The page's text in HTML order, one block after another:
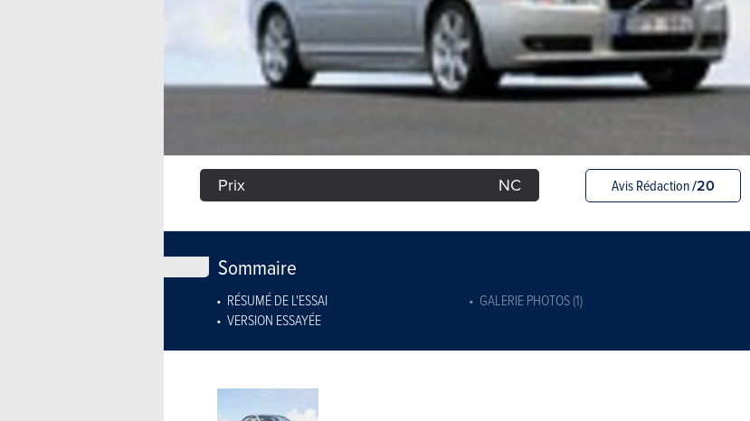
Prix NC Avis Rédaction/20
Sommaire
RÉSUMÉ DE L'ESSAI
GALERIE PHOTOS (1)
VERSION ESSAYÉE